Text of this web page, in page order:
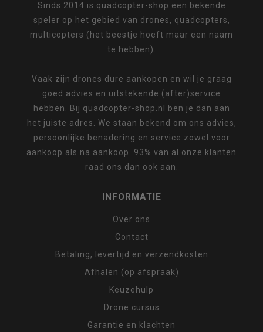
Sinds 2014 is quadcopter-shop een bekende
speler op het gebied van drones, quadcopters,
multicopters (het beestje hoeft maar een naam
te hebben).
Vaak zijn drones dure aankopen en wil je graag
goed advies en uitstekende (after)service
hebben. Bij quadcopter-shop.nl ben je dan aan
het juiste adres. We staan bekend om ons advies,
persoonlijke benadering en service zowel voor
aankoop als na aankoop. 93% van al onze klanten
raad ons dan ook aan.
INFORMATIE
Over ons
Contact
Betaling, levertijd en verzendkosten
Afhalen (op afspraak)
Keuzehulp
Drone cursus
Garantie en klachten